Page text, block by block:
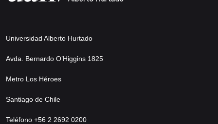
Universidad Alberto Hurtado
Avda. Bernardo O’Higgins 1825
Metro Los Héroes
Santiago de Chile
Teléfono +56 2 2692 0200